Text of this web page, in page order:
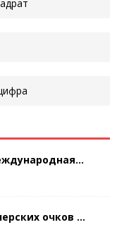
очков ...